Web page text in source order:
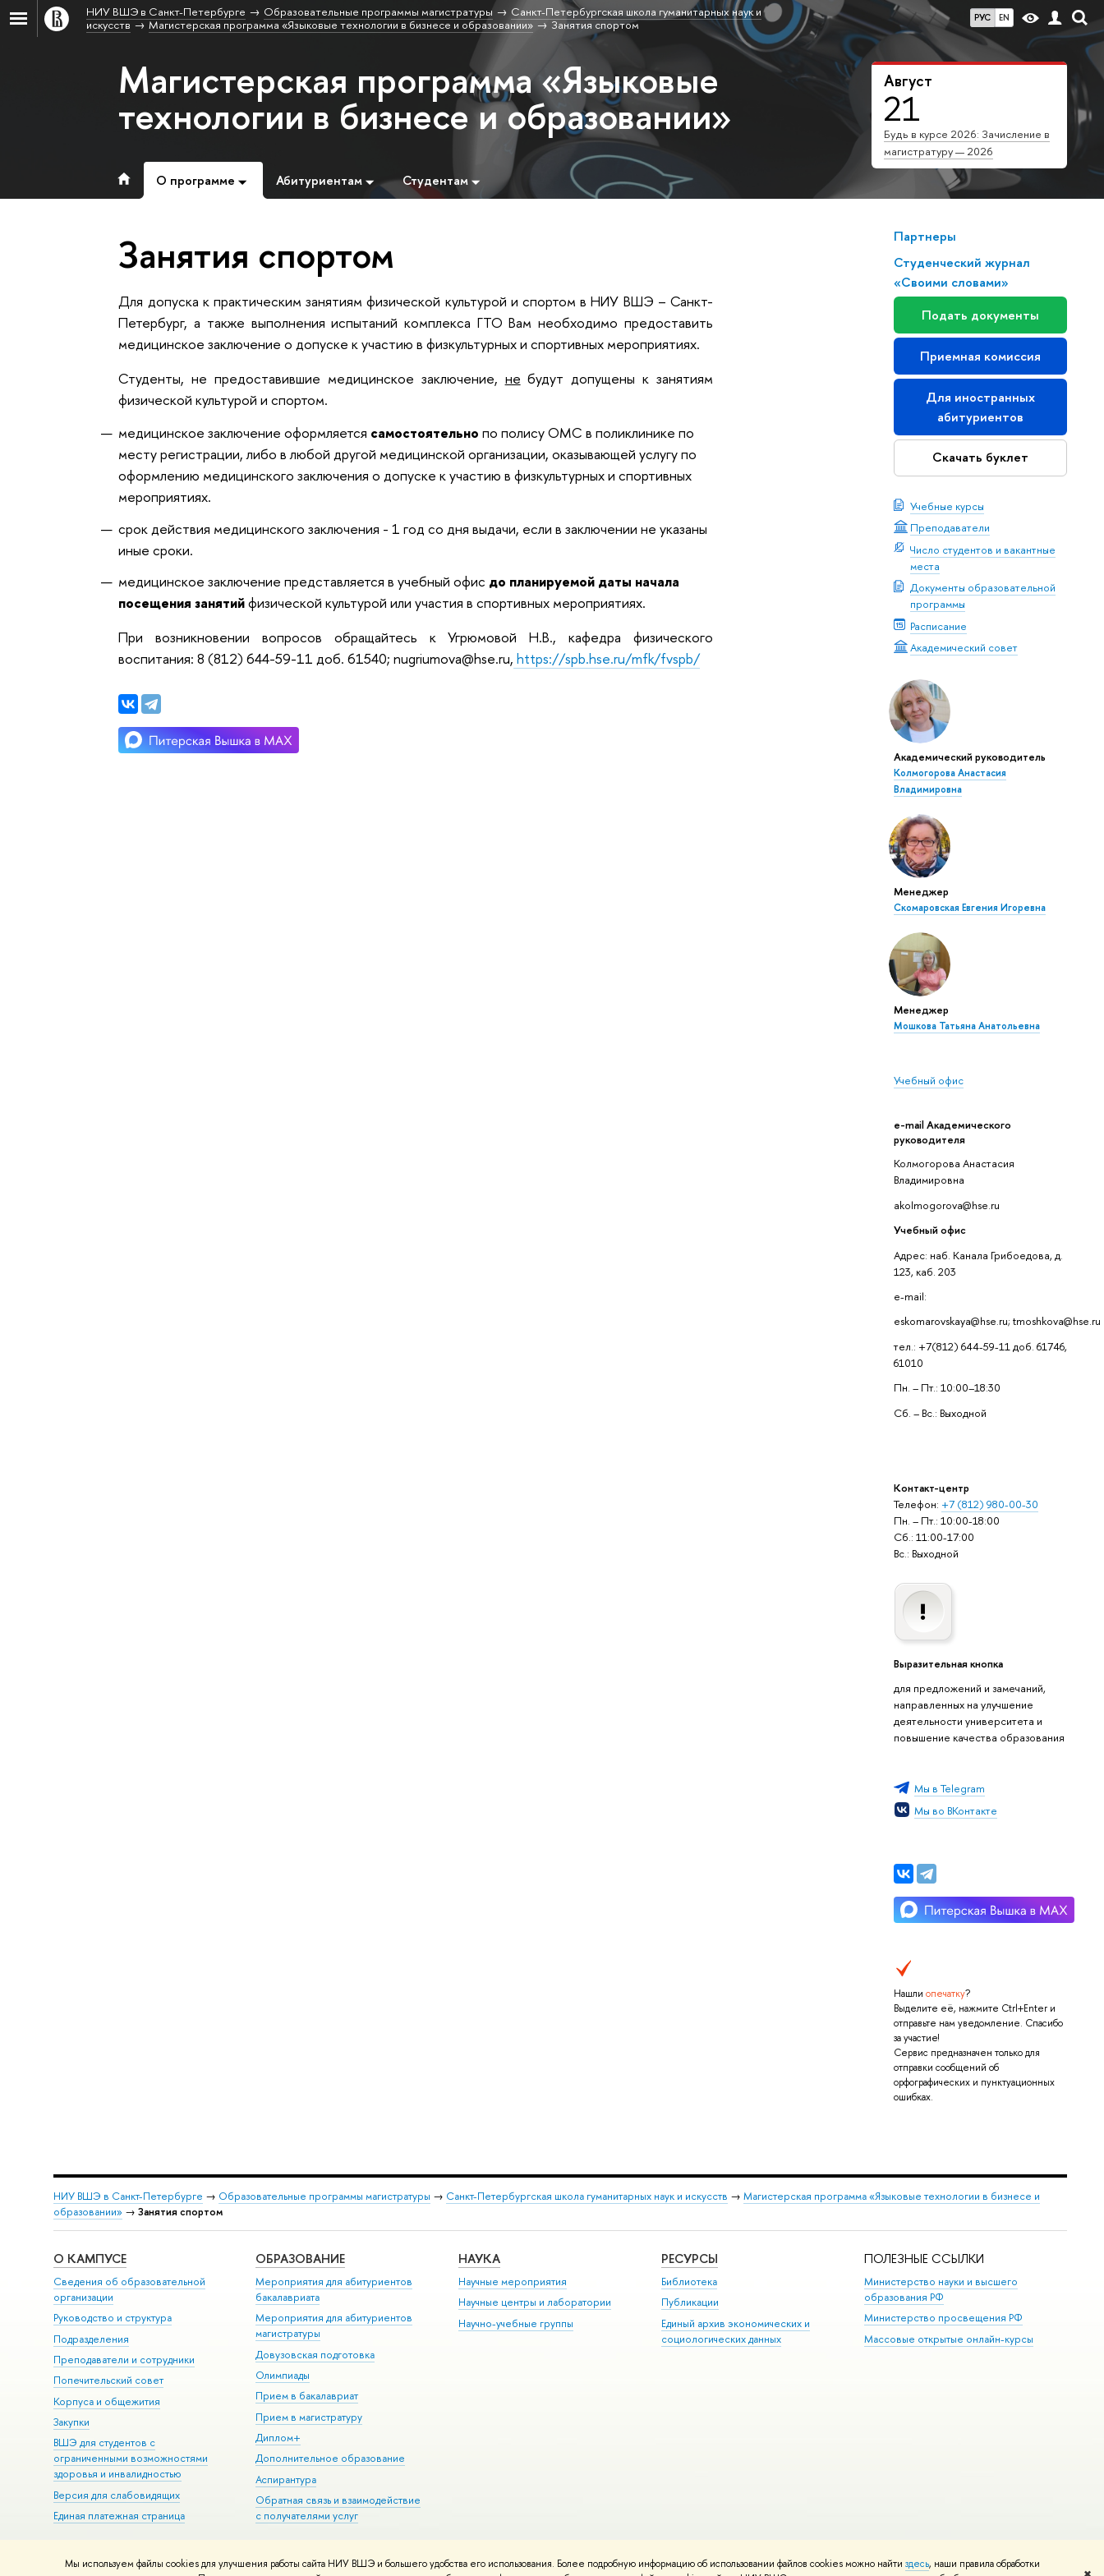
Мы используем файлы cookies для улучшения работы сайта НИУ ВШЭ и большего удобства его использования. Более подробную информацию об использовании файлов cookies можно найти здесь, наши правила обработки
РУС EN
НИУ ВШЭ в Санкт-Петербурге Образовательные программы магистратуры
Санкт-Петербургская школа гуманитарных наук и
искусств
Магистерская программа «Языковые технологии в бизнесе и образовании» Занятия спортом
Август
21
Будь в курсе 2026: Зачисление в
магистратуру — 2026
Магистерская программа «Языковые
технологии в бизнесе и образовании»
О программе Абитуриентам Студентам
Партнеры
Студенческий журнал
«Своими словами»
Подать документы
Приемная комиссия
Для иностранных
абитуриентов
Скачать буклет
Учебные курсы
Преподаватели
Число студентов и вакантные
места
Документы образовательной
программы
Расписание
Академический совет
Академический руководитель
Колмогорова Анастасия
Владимировна
Менеджер
Скомаровская Евгения Игоревна
Менеджер
Мошкова Татьяна Анатольевна
Учебный офис
e-mail Академического
руководителя
Колмогорова Анастасия
Владимировна
akolmogorova@hse.ru
Учебный офис
Адрес: наб. Канала Грибоедова, д.
123, каб. 203
e-mail:
eskomarovskaya@hse.ru; tmoshkova@hse.ru
тел.: +7(812) 644-59-11 доб. 61746,
61010
Пн. – Пт.: 10:00–18:30
Сб. – Вс.: Выходной
Контакт-центр
Телефон: +7 (812) 980-00-30
Пн. – Пт.: 10:00-18:00
Сб.: 11:00-17:00
Вс.: Выходной
Выразительная кнопка
для предложений и замечаний,
направленных на улучшение
деятельности университета и
повышение качества образования
Мы в Telegram
Мы во ВКонтакте
Нашли опечатку?
Выделите её, нажмите Ctrl+Enter и
отправьте нам уведомление. Спасибо
за участие!
Сервис предназначен только для
отправки сообщений об
орфографических и пунктуационных
ошибках.
Занятия спортом
Для допуска к практическим занятиям физической культурой и спортом в НИУ ВШЭ – Санкт-
Петербург, а также выполнения испытаний комплекса ГТО Вам необходимо предоставить
медицинское заключение о допуске к участию в физкультурных и спортивных мероприятиях.
Студенты, не предоставившие медицинское заключение, не будут допущены к занятиям
физической культурой и спортом.
медицинское заключение оформляется самостоятельно по полису ОМС в поликлинике по
месту регистрации, либо в любой другой медицинской организации, оказывающей услугу по
оформлению медицинского заключения о допуске к участию в физкультурных и спортивных
мероприятиях.
срок действия медицинского заключения - 1 год со дня выдачи, если в заключении не указаны
иные сроки.
медицинское заключение представляется в учебный офис до планируемой даты начала
посещения занятийфизической культурой или участия в спортивных мероприятиях.
При возникновении вопросов обращайтесь к Угрюмовой Н.В., кафедра физического
воспитания: 8 (812) 644-59-11 доб. 61540; nugriumova@hse.ru, https://spb.hse.ru/mfk/fvspb/
НИУ ВШЭ в Санкт-Петербурге → Образовательные программы магистратуры → Санкт-Петербургская школа гуманитарных наук и искусств → Магистерская программа «Языковые технологии в бизнесе и
образовании» → Занятия спортом
О КАМПУСЕ
Сведения об образовательной
организации
Руководство и структура
Подразделения
Преподаватели и сотрудники
Попечительский совет
Корпуса и общежития
Закупки
ВШЭ для студентов с
ограниченными возможностями
здоровья и инвалидностью
Версия для слабовидящих
Единая платежная страница
ОБРАЗОВАНИЕ
Мероприятия для абитуриентов
бакалавриата
Мероприятия для абитуриентов
магистратуры
Довузовская подготовка
Олимпиады
Прием в бакалавриат
Прием в магистратуру
Диплом+
Дополнительное образование
Аспирантура
Обратная связь и взаимодействие
с получателями услуг
НАУКА
Научные мероприятия
Научные центры и лаборатории
Научно-учебные группы
РЕСУРСЫ
Библиотека
Публикации
Единый архив экономических и
социологических данных
ПОЛЕЗНЫЕ ССЫЛКИ
Министерство науки и высшего
образования РФ
Министерство просвещения РФ
Массовые открытые онлайн-курсы
Редактору
© НИУ ВШЭ 1993–2026 Адреса и контакты Условия использования материалов Политика конфиденциальности Карта сайта